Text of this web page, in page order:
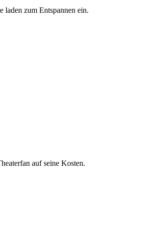
laden zum Entspannen ein.
auf seine Kosten.